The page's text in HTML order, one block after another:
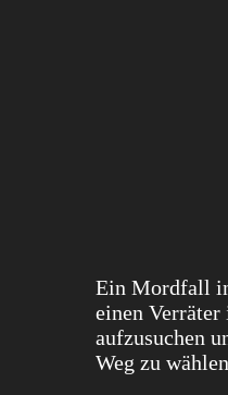
Ein Mordfall
einen
aufzusuchen
Weg zu